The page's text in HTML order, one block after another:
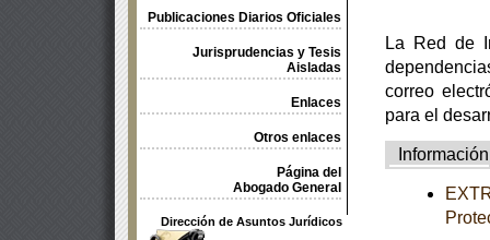
Publicaciones Diarios Oficiales
Jurisprudencias y Tesis
Aisladas
Enlaces
Otros enlaces
Página del
Abogado General
Dirección de Asuntos Jurídicos
La Red de
correo
para el
Información